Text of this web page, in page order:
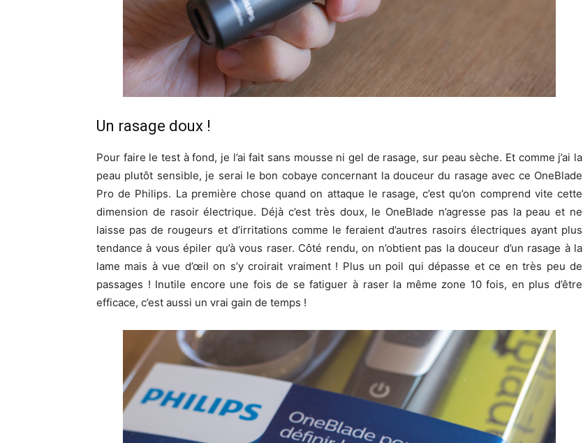
Un rasage doux !
Pour faire le test à fond, je l’ai fait sans mousse ni gel de rasage, sur peau sèche. Et comme j’ai la
peau plutôt sensible, je serai le bon cobaye concernant la douceur du rasage avec ce OneBlade
Pro de Philips. La première chose quand on attaque le rasage, c’est qu’on comprend vite cette
dimension de rasoir électrique. Déjà c’est très doux, le OneBlade n’agresse pas la peau et ne
laisse pas de rougeurs et d’irritations comme le feraient d’autres rasoirs électriques ayant plus
tendance à vous épiler qu’à vous raser. Côté rendu, on n’obtient pas la douceur d’un rasage à la
lame mais à vue d’œil on s’y croirait vraiment ! Plus un poil qui dépasse et ce en très peu de
passages ! Inutile encore une fois de se fatiguer à raser la même zone 10 fois, en plus d’être
efficace, c’est aussi un vrai gain de temps !